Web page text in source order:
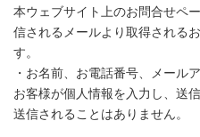
本ウェブサイト上のお問合せペ
信されるメールより取得される
す。
・お名前、お電話番号、メール
お客様が個人情報を入力し、送
送信されることはありません。